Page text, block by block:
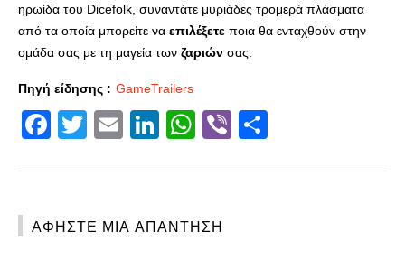
ηρωίδα του Dicefolk, συναντάτε μυριάδες τρομερά πλάσματα
από τα οποία μπορείτε να επιλέξετε ποια θα ενταχθούν στην
ομάδα σας με τη μαγεία των ζαριών σας.
Πηγή είδησης : GameTrailers
Facebook
Twitter
EmailLinkedIn
WhatsApp
Viber
ΑΦΉΣΤΕ ΜΙΑ ΑΠΆΝΤΗΣΗ